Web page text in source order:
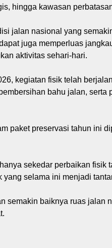
hingga kawasan
jalan nasional yang
juga memperluas
aktivitas sehari-hari.
kegiatan fisik telah
bahu jalan,
paket preservasi tahun ini
sekedar perbaikan fisik
yang selama ini menjadi
semakin baiknya ruas jalan